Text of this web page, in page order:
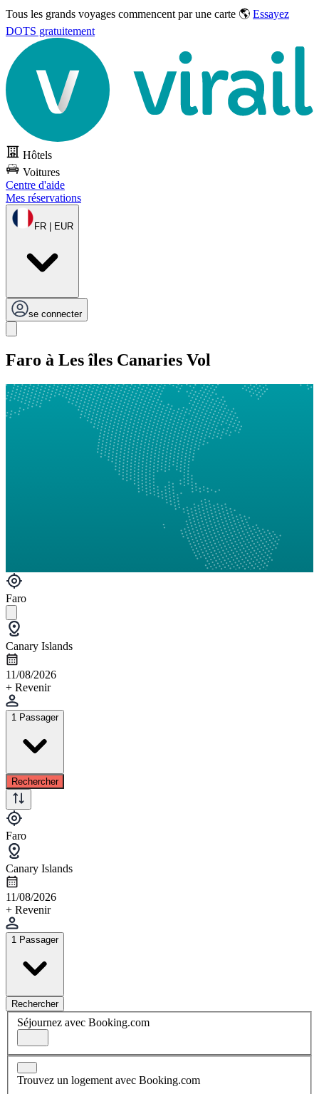
Tous les grands voyages commencent par une carte 🌎 Essayez
DOTS gratuitement
Hôtels
Voitures
Centre d'aide
Mes réservations
FR | EUR
se connecter
Faro à Les îles Canaries Vol
Faro
Canary Islands
11/08/2026
+ Revenir
1 Passager
Rechercher
Faro
Canary Islands
11/08/2026
+ Revenir
1 Passager
Rechercher
Séjournez avec Booking.com
Trouvez un logement avec Booking.com